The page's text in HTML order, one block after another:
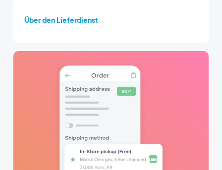
Über den Lieferdienst